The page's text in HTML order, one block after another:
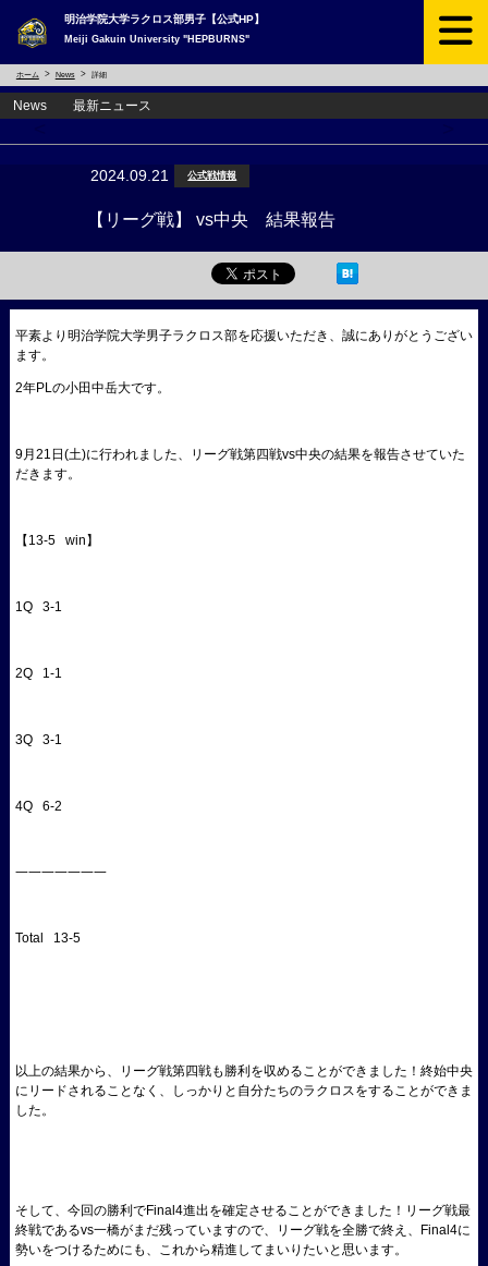
明治学院大学ラクロス部男子【公式HP】
Meiji Gakuin University "HEPBURNS"
ホーム News 詳細
News 最新ニュース
2024.09.21 公式戦情報
【リーグ戦】 vs中央 結果報告
平素より明治学院大学男子ラクロス部を応援いただき、誠にありがとうござい
ます。
2年PLの小田中岳大です。
9月21日(土)に行われました、リーグ戦第四戦vs中央の結果を報告させていた
だきます。
【13-5 win】
1Q 3-1
2Q 1-1
3Q 3-1
4Q 6-2
一一一一一一一
Total 13-5
以上の結果から、リーグ戦第四戦も勝利を収めることができました！終始中央
にリードされることなく、しっかりと自分たちのラクロスをすることができま
した。
そして、今回の勝利でFinal4進出を確定させることができました！リーグ戦最
終戦であるvs一橋がまだ残っていますので、リーグ戦を全勝で終え、Final4に
勢いをつけるためにも、これから精進してまいりたいと思います。